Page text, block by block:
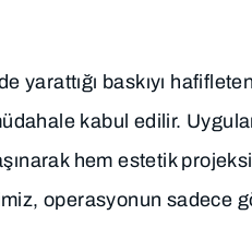
yarattığı baskıyı
kabul edilir.
hem estetik
operasyonun sadece